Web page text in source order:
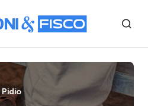
Pidio